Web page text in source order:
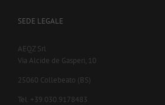
SEDE LEGALE
AEQZ Srl
Via Alcide de Gasperi, 10
25060 Collebeato (BS)
Tel. +39.030.9178483